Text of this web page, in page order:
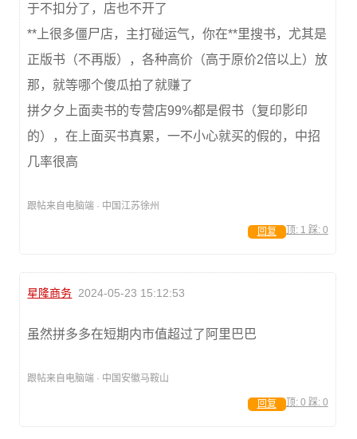
于不扣分了，店也不开了
**上很多僵尸店，主打碰运气，你在**里搜书，尤其是
正版书（不再版），各种高价（高于原价2倍以上）放
那，就等哪个傻瓜拍了就赚了
拼夕夕上面卖书的专营店99%都是假书（复印影印
的），在上面买书真累，一不小心就买的假的，中招
几率很高
跟帖来自电脑端 · 中国江苏徐州
顶: 1 踩: 0
回复
星隆商务 2024-05-23 15:12:53
虽然拼多多在短期内市值超过了阿里巴巴
跟帖来自电脑端 · 中国安徽马鞍山
顶: 0 踩: 0
回复